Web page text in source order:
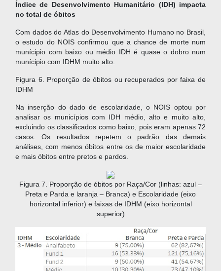
Índice de Desenvolvimento Humanitário (IDH) impacta
no total de óbitos
Com dados do Atlas do Desenvolvimento Humano no Brasil,
o estudo do NOIS confirmou que a chance de morte num
munícipio com baixo ou médio IDH é quase o dobro num
munícipio com IDHM muito alto.
Figura 6. Proporção de óbitos ou recuperados por faixa de
IDHM
Na inserção do dado de escolaridade, o NOIS optou por
analisar os municípios com IDH médio, alto e muito alto,
excluindo os classificados como baixo, pois eram apenas 72
casos. Os resultados repetem o padrão das demais
análises, com menos óbitos entre os de maior escolaridade
e mais óbitos entre pretos e pardos.
Figura 7. Proporção de óbitos por Raça/Cor (linhas: azul –
Preta e Parda e laranja – Branca) e Escolaridade (eixo
horizontal inferior) e faixas de IDHM (eixo horizontal
superior)